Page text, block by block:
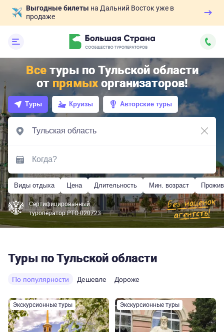
Выгодные билеты на Дальний Восток уже в
продаже
Всетуры по Тульской области
от прямыхорганизаторов!
Туры Круизы Авторские туры
Виды отдыха Цена Длительность Мин. возраст
Сертифицированный
туроператор РТО 020723
Туры по Тульской области
По популярности Дешевле Дороже
Экскурсионные туры Экскурсионные туры